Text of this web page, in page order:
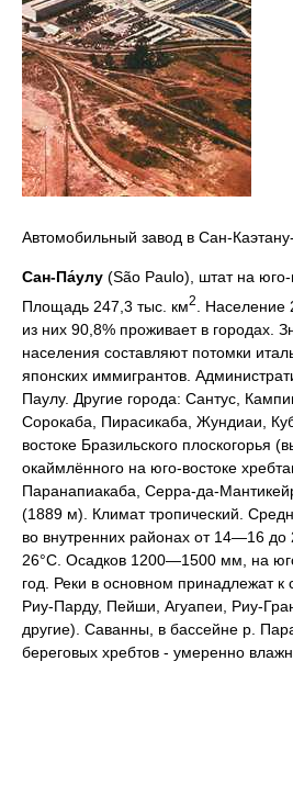
Автомобильный завод в Сан-
Сан-Па́улу (São Paulo), штат на юго-
Площадь 247,3 тыс. км2
. Население
из них 90,8% проживает в городах.
населения составляют потомки
японских иммигрантов.
Паулу. Другие города: Сантус,
Сорокаба, Пирасикаба, Жундиаи,
востоке Бразильского плоскогорья
окаймлённого на юго-востоке
Паранапиакаба, Серра-да-
(1889 м). Климат тропический.
во внутренних районах от 14—16
26°С. Осадков 1200—1500 мм, на
год. Реки в основном принадлежат к
Риу-Парду, Пейши, Агуапеи, Риу-
другие). Саванны, в бассейне р.
береговых хребтов - умеренно